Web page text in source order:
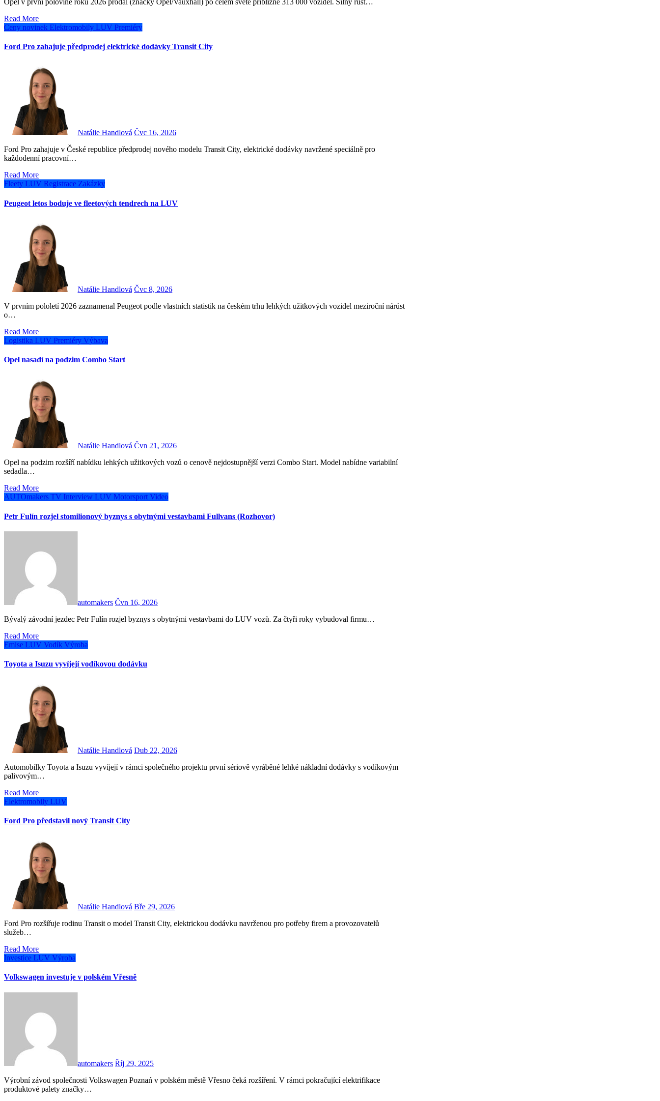
Read More
Ceny novinek Elektromobily LUV Premiéry
Ford Pro zahajuje předprodej elektrické dodávky Transit City
Natálie Handlová Čvc 16, 2026
Ford Pro zahajuje v České republice předprodej nového modelu Transit City, elektrické dodávky navržené speciálně pro
každodenní pracovní…
Read More
Fleety LUV Registrace Zakázky
Peugeot letos boduje ve fleetových tendrech na LUV
Natálie Handlová Čvc 8, 2026
V prvním pololetí 2026 zaznamenal Peugeot podle vlastních statistik na českém trhu lehkých užitkových vozidel meziroční nárůst
o…
Read More
Logistika LUV Premiéry Výbava
Opel nasadí na podzim Combo Start
Natálie Handlová Čvn 21, 2026
Opel na podzim rozšíří nabídku lehkých užitkových vozů o cenově nejdostupnější verzi Combo Start. Model nabídne variabilní
sedadla…
Read More
AUTOmakers TV Interview LUV Motorsport Video
Petr Fulín rozjel stomilionový byznys s obytnými vestavbami Fullvans (Rozhovor)
automakers Čvn 16, 2026
Bývalý závodní jezdec Petr Fulín rozjel byznys s obytnými vestavbami do LUV vozů. Za čtyři roky vybudoval firmu…
Read More
Emise LUV Vodík Výroba
Toyota a Isuzu vyvíjejí vodíkovou dodávku
Natálie Handlová Dub 22, 2026
Automobilky Toyota a Isuzu vyvíjejí v rámci společného projektu první sériově vyráběné lehké nákladní dodávky s vodíkovým
palivovým…
Read More
Elektromobily LUV
Ford Pro představil nový Transit City
Natálie Handlová Bře 29, 2026
Ford Pro rozšiřuje rodinu Transit o model Transit City, elektrickou dodávku navrženou pro potřeby firem a provozovatelů
služeb…
Read More
Investice LUV Výroba
Volkswagen investuje v polském Vřesně
automakers Říj 29, 2025
Výrobní závod společnosti Volkswagen Poznań v polském městě Vřesno čeká rozšíření. V rámci pokračující elektrifikace
produktové palety značky…